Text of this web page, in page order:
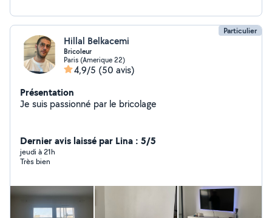
Particulier
Hillal Belkacemi
Bricoleur
Paris (Amerique 22)
4,9/5 (50 avis)
Présentation
Je suis passionné par le bricolage
Dernier avis laissé par Lina : 5/5
jeudi à 21h
Très bien